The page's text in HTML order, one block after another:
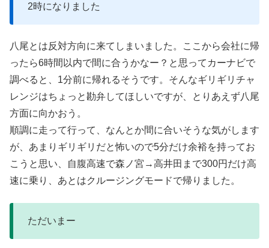
2時になりました
八尾とは反対方向に来てしまいました。ここから会社に帰
ったら6時間以内で間に合うかなー？と思ってカーナビで
調べると、1分前に帰れるそうです。そんなギリギリチャ
レンジはちょっと勘弁してほしいですが、とりあえず八尾
方面に向かおう。
順調に走って行って、なんとか間に合いそうな気がします
が、あまりギリギリだと怖いので5分だけ余裕を持ってお
こうと思い、自腹高速で森ノ宮→高井田まで300円だけ高
速に乗り、あとはクルージングモードで帰りました。
ただいまー